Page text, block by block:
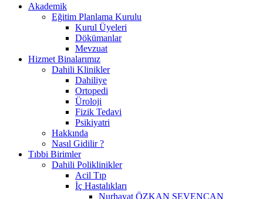
Akademik
Eğitim Planlama Kurulu
Kurul Üyeleri
Dökümanlar
Mevzuat
Hizmet Binalarımız
Dahili Klinikler
Dahiliye
Ortopedi
Üroloji
Fizik Tedavi
Psikiyatri
Hakkında
Nasıl Gidilir ?
Tıbbi Birimler
Dahili Poliklinikler
Acil Tıp
İç Hastalıkları
Nurhayat ÖZKAN SEVENCAN